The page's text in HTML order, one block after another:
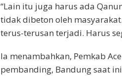
“Lain itu juga harus ada
tidak dibeton oleh
terus-terusan terjadi. Harus
Ia menambahkan, Pemkab
pembanding, Bandung saat